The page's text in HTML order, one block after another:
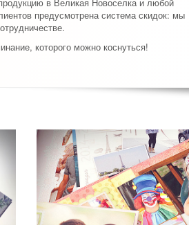
предусмотрена система скидок: мы
которого можно коснуться!